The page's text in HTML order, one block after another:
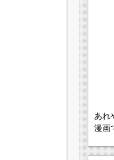
あれ
漫画